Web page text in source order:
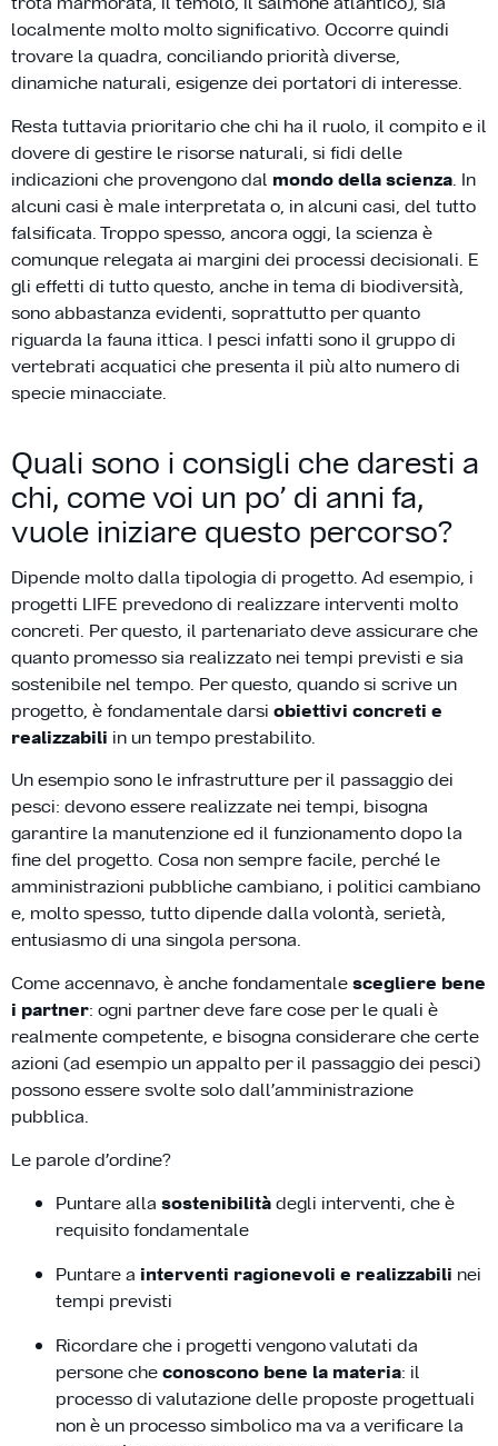
localmente molto molto significativo. Occorre quindi
trovare la quadra, conciliando priorità diverse,
dinamiche naturali, esigenze dei portatori di interesse.
Resta tuttavia prioritario che chi ha il ruolo, il compito e il
dovere di gestire le risorse naturali, si fidi delle
indicazioni che provengono dal mondo della scienza. In
alcuni casi è male interpretata o, in alcuni casi, del tutto
falsificata. Troppo spesso, ancora oggi, la scienza è
comunque relegata ai margini dei processi decisionali. E
gli effetti di tutto questo, anche in tema di biodiversità,
sono abbastanza evidenti, soprattutto per quanto
riguarda la fauna ittica. I pesci infatti sono il gruppo di
vertebrati acquatici che presenta il più alto numero di
specie minacciate.
Quali sono i consigli che daresti a
chi, come voi un po’ di anni fa,
vuole iniziare questo percorso?
Dipende molto dalla tipologia di progetto. Ad esempio, i
progetti LIFE prevedono di realizzare interventi molto
concreti. Per questo, il partenariato deve assicurare che
quanto promesso sia realizzato nei tempi previsti e sia
sostenibile nel tempo. Per questo, quando si scrive un
progetto, è fondamentale darsi obiettivi concreti e
realizzabili in un tempo prestabilito.
Un esempio sono le infrastrutture per il passaggio dei
pesci: devono essere realizzate nei tempi, bisogna
garantire la manutenzione ed il funzionamento dopo la
fine del progetto. Cosa non sempre facile, perché le
amministrazioni pubbliche cambiano, i politici cambiano
e, molto spesso, tutto dipende dalla volontà, serietà,
entusiasmo di una singola persona.
Come accennavo, è anche fondamentalescegliere bene
i partner: ogni partner deve fare cose per le quali è
realmente competente, e bisogna considerare che certe
azioni (ad esempio un appalto per il passaggio dei pesci)
possono essere svolte solo dall’amministrazione
pubblica.
Le parole d’ordine?
Puntare alla sostenibilitàdegli interventi, che è
requisito fondamentale
Puntare a interventi ragionevoli e realizzabili nei
tempi previsti
Ricordare che i progetti vengono valutati da
persone checonoscono bene la materia: il
processo di valutazione delle proposte progettuali
non è un processo simbolico ma va a verificare la